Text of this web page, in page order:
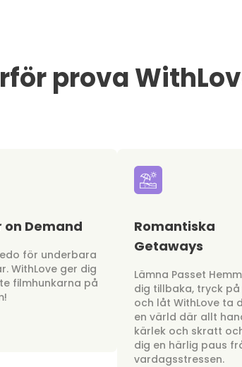
prova
on Demand
för underbara
WithLove ger dig
filmhunkarna på
Romantiska
Getaways
Lämna Passet
dig tillbaka, tryck
och låt WithLove ta
en värld där allt
kärlek och skratt
dig en härlig paus
vardagsstressen.